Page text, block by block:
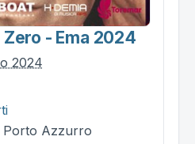
- Ema 2024
2024
Azzurro